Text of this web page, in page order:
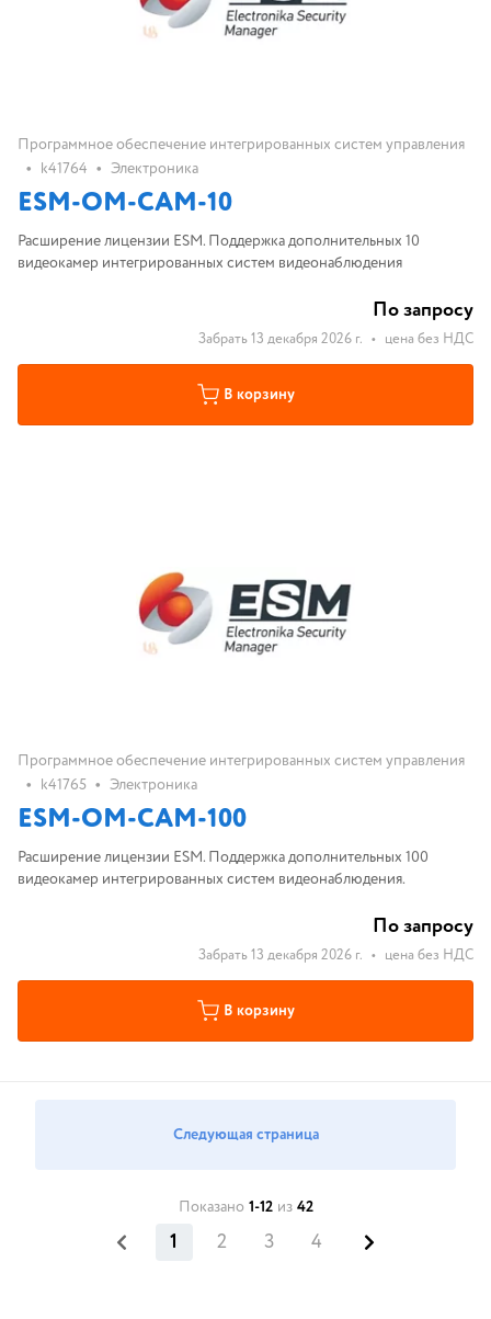
Программное обеспечение интегрированных систем управления
• k41764 • Электроника
ESM-OM-CAM-10
Расширение лицензии ESM. Поддержка дополнительных 10
видеокамер интегрированных систем видеонаблюдения
По запросу
Забрать 13 декабря 2026 г. • цена без НДС
В корзину
Программное обеспечение интегрированных систем управления
• k41765 • Электроника
ESM-OM-CAM-100
Расширение лицензии ESM. Поддержка дополнительных 100
видеокамер интегрированных систем видеонаблюдения.
По запросу
Забрать 13 декабря 2026 г. • цена без НДС
В корзину
Следующая страница
Показано 1-12 из 42
1 2 3 4